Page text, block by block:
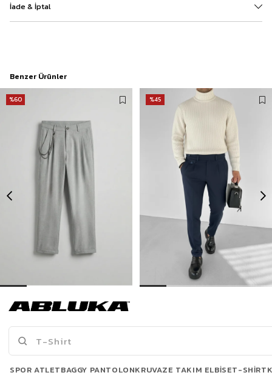
İade & İptal
Benzer Ürünler
%60
399,90 TL
999,90 TL
%45
Son Bakılanlar
SPOR ATLETBAGGY PANTOLONKRUVAZE TAKIM ELBISET-SHIRT